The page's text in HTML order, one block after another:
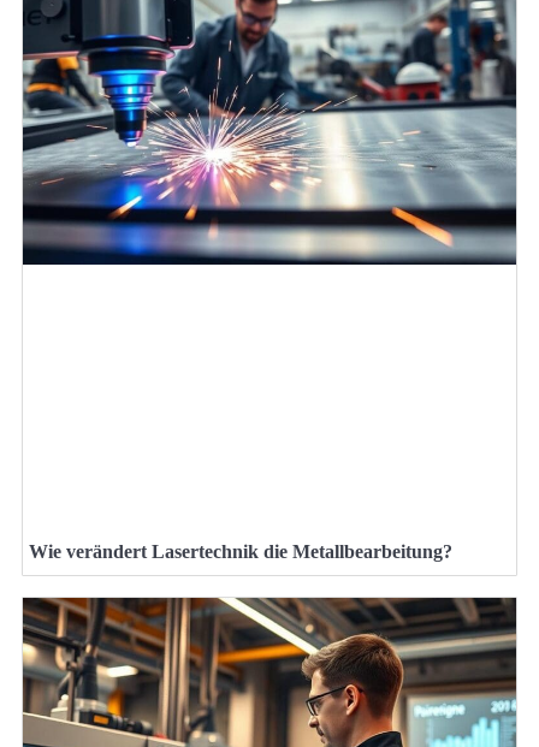
Wie verändert Lasertechnik die Metallbearbeitung?